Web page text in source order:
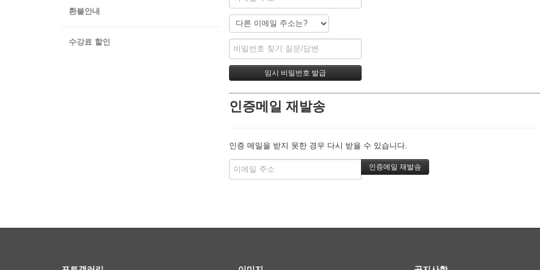
인증메일 재발송
인증 메일을 받지 못한 경우 다시 받을 수 있습니다.
환불안내
수강료 할인